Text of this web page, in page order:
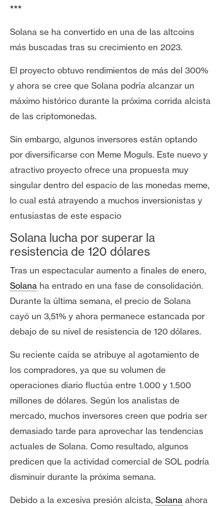
A
á
l
i
i
s
N
o
a
s
e
P
r
e
n
s
a
T
m
a
s
R
e
c
u
r
s
***
Solana se ha convertido en una de las altcoins
más buscadas tras su crecimiento en 2023.
El proyecto obtuvo rendimientos de más del 300%
y ahora se cree que Solana podría alcanzar un
máximo histórico durante la próxima corrida alcista
de las criptomonedas.
Sin embargo, algunos inversores están optando
por diversificarse con Meme Moguls. Este nuevo y
atractivo proyecto ofrece una propuesta muy
singular dentro del espacio de las monedas meme,
lo cual está atrayendo a muchos inversionistas y
entusiastas de este espacio
Solana lucha por superar la
resistencia de 120 dólares
Tras un espectacular aumento a finales de enero,
Solana ha entrado en una fase de consolidación.
Durante la última semana, el precio de Solana
cayó un 3,51% y ahora permanece estancada por
debajo de su nivel de resistencia de 120 dólares.
Su reciente caída se atribuye al agotamiento de
los compradores, ya que su volumen de
operaciones diario fluctúa entre 1.000 y 1.500
millones de dólares. Según los analistas de
mercado, muchos inversores creen que podría ser
demasiado tarde para aprovechar las tendencias
actuales de Solana. Como resultado, algunos
predicen que la actividad comercial de SOL podría
disminuir durante la próxima semana.
Debido a la excesiva presión alcista, Solana ahora